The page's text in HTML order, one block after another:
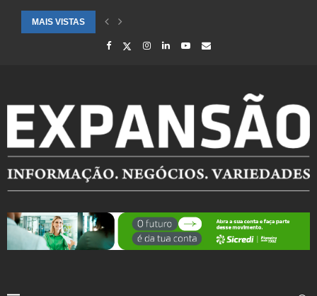
MAIS VISTAS
SAÚDE ALERTA PARA AUMENTO DE CASOS DE SÍNDROME GRIPAL